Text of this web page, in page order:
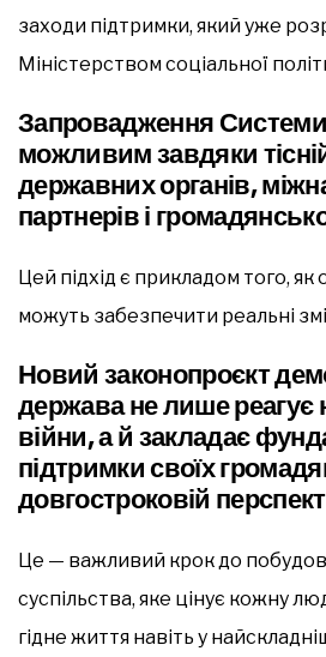
заходи підтримки, який уже
Міністерством соціальної
Запровадження
можливим завдяки
державних органів,
партнерів і
Цей підхід є прикладом того, як
можуть забезпечити реальні
Новий законопроєкт
держава не лише реагує
війни, а й закладає
підтримки своїх
довгостроковій
Це — важливий крок до
суспільства, яке цінує кожну
гідне життя навіть у